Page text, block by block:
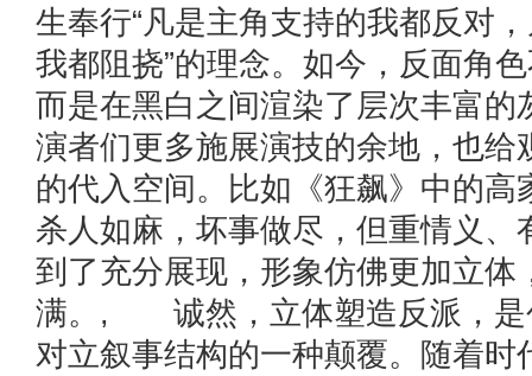
生奉行“凡是主角支持的我都反对
我都阻挠”的理念。如今，反面角
而是在黑白之间渲染了层次丰富的
演者们更多施展演技的余地，也给
的代入空间。比如《狂飙》中的高
杀人如麻，坏事做尽，但重情义、
到了充分展现，形象仿佛更加立体
满。, 诚然，立体塑造反派，是
对立叙事结构的一种颠覆。随着时